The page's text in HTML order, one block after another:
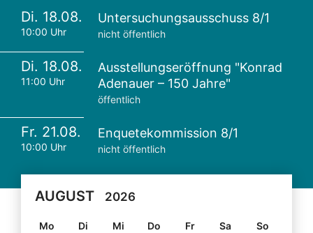
Di. 18.08.
10:00 Uhr
Untersuchungsausschuss 8/1
nicht öffentlich
Di. 18.08.
11:00 Uhr
Ausstellungseröffnung "Konrad
Adenauer – 150 Jahre"
öffentlich
Fr. 21.08.
10:00 Uhr
Enquetekommission 8/1
nicht öffentlich
AUGUST 2026
Mo Di Mi Do Fr Sa
So